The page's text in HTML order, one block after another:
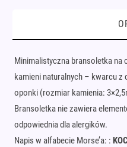
Minimalistyczna bransoletka
kamieni naturalnych – kwarcu z
oponki (rozmiar kamienia:
Bransoletka nie zawiera
odpowiednia dla alergików.
Napis w alfabecie Morse’a: :